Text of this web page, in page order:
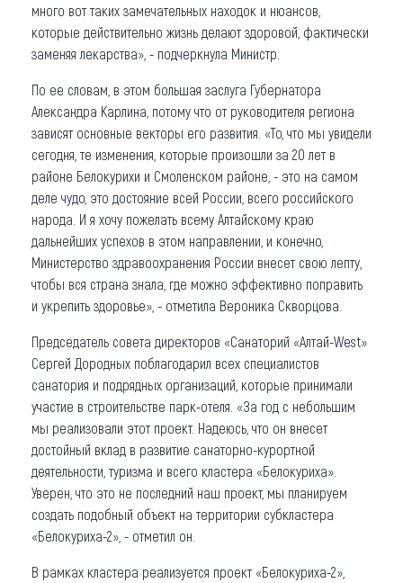
много вот таких замечательных находок и нюансов,
которые действительно жизнь делают здоровой, фактически
заменяя лекарства», - подчеркнула Министр.
По ее словам, в этом большая заслуга Губернатора
Александра Карлина, потому что от руководителя региона
зависят основные векторы его развития. «То, что мы увидели
сегодня, те изменения, которые произошли за 20 лет в
районе Белокурихи и Смоленском районе, - это на самом
деле чудо, это достояние всей России, всего российского
народа. И я хочу пожелать всему Алтайскому краю
дальнейших успехов в этом направлении, и конечно,
Министерство здравоохранения России внесет свою лепту,
чтобы вся страна знала, где можно эффективно поправить
и укрепить здоровье», - отметила Вероника Скворцова.
Председатель совета директоров «Санаторий «Алтай-West»
Сергей Дородных поблагодарил всех специалистов
санатория и подрядных организаций, которые принимали
участие в строительстве парк-отеля. «За год с небольшим
мы реализовали этот проект. Надеюсь, что он внесет
достойный вклад в развитие санаторно-курортной
деятельности, туризма и всего кластера «Белокуриха».
Уверен, что это не последний наш проект, мы планируем
создать подобный объект на территории субкластера
«Белокуриха-2», - отметил он.
В рамках кластера реализуется проект «Белокуриха-2»,